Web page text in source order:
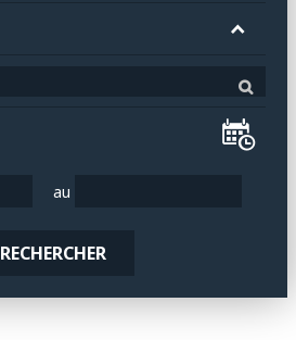
au
RECHERCHER